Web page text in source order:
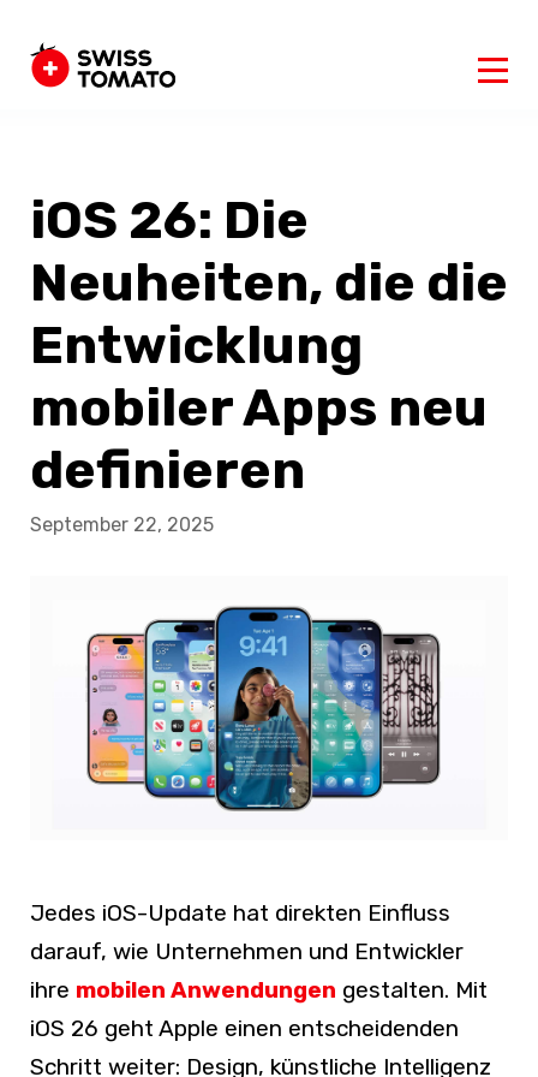
iOS 26: Die
Neuheiten, die die
Entwicklung
mobiler Apps neu
definieren
September 22, 2025
Jedes iOS-Update hat direkten Einfluss
darauf, wie Unternehmen und Entwickler
ihre mobilen Anwendungen gestalten. Mit
iOS 26 geht Apple einen entscheidenden
Schritt weiter: Design, künstliche Intelligenz